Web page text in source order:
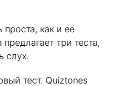
как и ее
три теста,
слух.
тест. Quiztones